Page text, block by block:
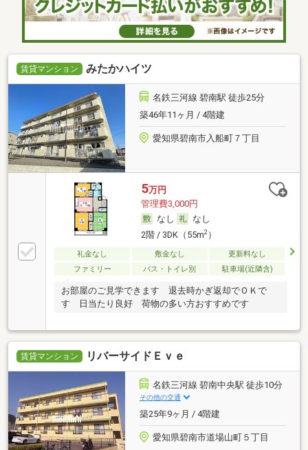
賃貸マンション みたかハイツ
名鉄三河線 碧南駅 徒歩25分
築46年11ヶ月 / 4階建
愛知県碧南市入船町７丁目
5万円
管理費3,000円
なし
なし
2階 / 3DK（55m2）
礼金なし 敷金なし
更新料なし
ファミリー
バス・トイレ別 駐車場(近隣含)
お部屋のご見学できます 退去時かぎ返却でＯＫで
す 日当たり良好 荷物の多い方おすすめです
賃貸マンション リバーサイドＥｖｅ
名鉄三河線 碧南中央駅 徒歩10分
その他の交通
築25年9ヶ月 / 4階建
愛知県碧南市道場山町５丁目